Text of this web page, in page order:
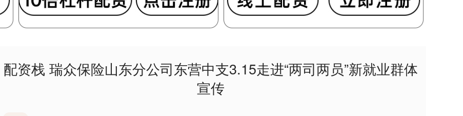
配资栈 瑞众保险山东分公司东营中支3.15走进“两司两员”新就业群体
宣传